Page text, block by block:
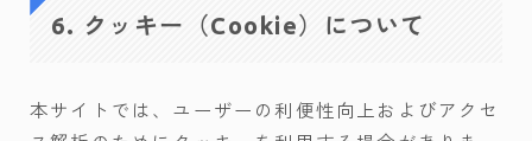
6. クッキー（Cookie）について
本サイトでは、ユーザーの利便性向上およびアクセ